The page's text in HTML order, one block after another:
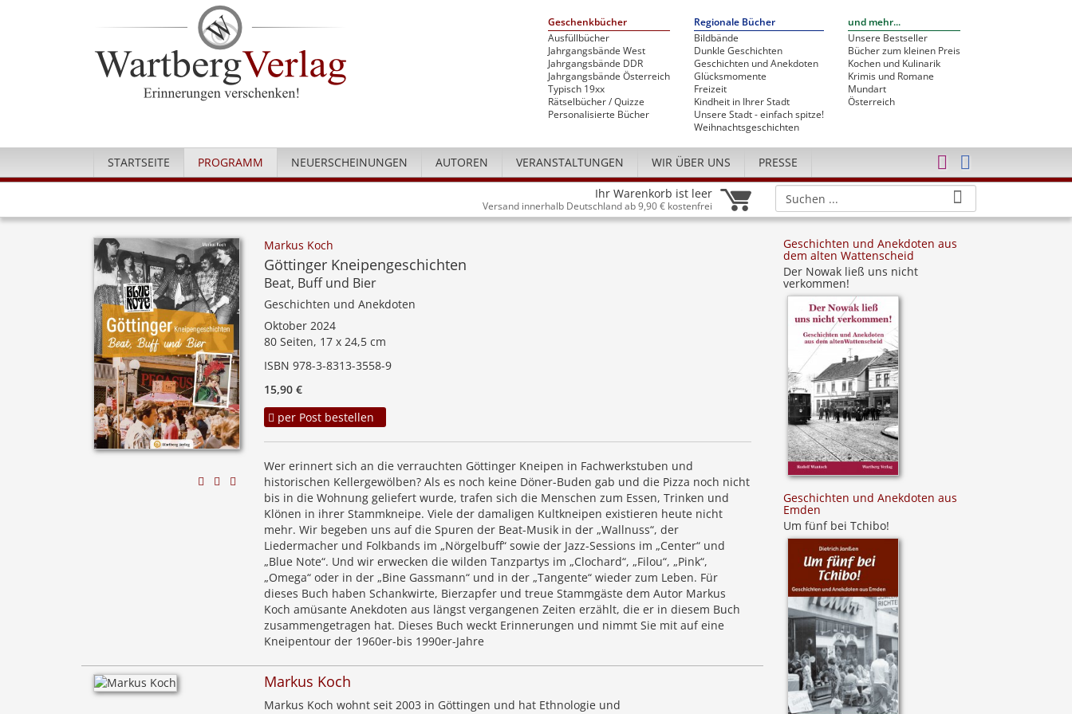
Geschenkbücher
Ausfüllbücher
Jahrgangsbände West
Jahrgangsbände DDR
Jahrgangsbände Österreich
Typisch 19xx
Rätselbücher / Quizze
Personalisierte Bücher
Regionale Bücher
Bildbände
Dunkle Geschichten
Geschichten und Anekdoten
Glücksmomente
Freizeit
Kindheit in Ihrer Stadt
Unsere Stadt - einfach spitze!
Weihnachtsgeschichten
und mehr...
Unsere Bestseller
Bücher zum kleinen Preis
Kochen und Kulinarik
Krimis und Romane
Mundart
Österreich
STARTSEITE PROGRAMM NEUERSCHEINUNGEN AUTOREN VERANSTALTUNGEN WIR ÜBER UNS PRESSE
Ihr Warenkorb ist leer
Versand innerhalb Deutschland ab 9,90 € kostenfrei
Markus Koch
Göttinger Kneipengeschichten
Beat, Buff und Bier
Geschichten und Anekdoten
Oktober 2024
80 Seiten, 17 x 24,5 cm
ISBN 978-3-8313-3558-9
15,90 €
per Post bestellen
Wer erinnert sich an die verrauchten Göttinger Kneipen in Fachwerkstuben und
historischen Kellergewölben? Als es noch keine Döner-Buden gab und die Pizza noch nicht
bis in die Wohnung geliefert wurde, trafen sich die Menschen zum Essen, Trinken und
Klönen in ihrer Stammkneipe. Viele der damaligen Kultkneipen existieren heute nicht
mehr. Wir begeben uns auf die Spuren der Beat-Musik in der „Wallnuss“, der
Liedermacher und Folkbands im „Nörgelbuff“ sowie der Jazz-Sessions im „Center“ und
„Blue Note“. Und wir erwecken die wilden Tanzpartys im „Clochard“, „Filou“, „Pink“,
„Omega“ oder in der „Bine Gassmann“ und in der „Tangente“ wieder zum Leben. Für
dieses Buch haben Schankwirte, Bierzapfer und treue Stammgäste dem Autor Markus
Koch amüsante Anekdoten aus längst vergangenen Zeiten erzählt, die er in diesem Buch
zusammengetragen hat. Dieses Buch weckt Erinnerungen und nimmt Sie mit auf eine
Kneipentour der 1960er-bis 1990er-Jahre
Markus Koch
Markus Koch wohnt seit 2003 in Göttingen und hat Ethnologie und
Geschichten und Anekdoten aus
dem alten Wattenscheid
Der Nowak ließ uns nicht
verkommen!
Geschichten und Anekdoten aus
Emden
Um fünf bei Tchibo!